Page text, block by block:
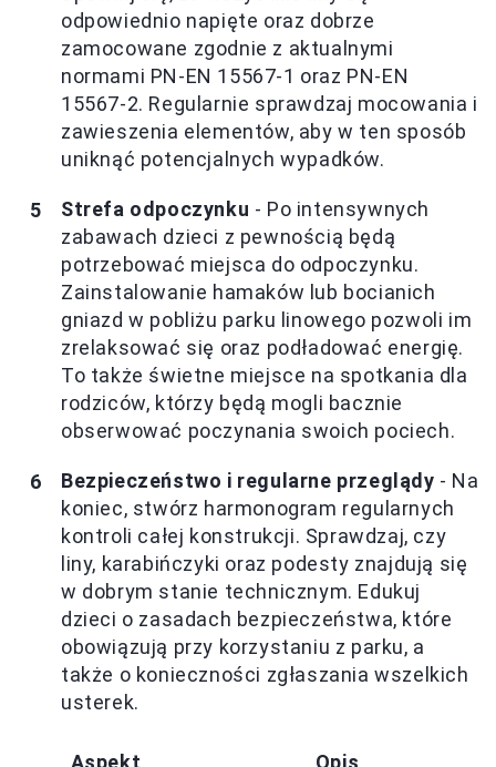
odpowiednio napięte oraz dobrze
zamocowane zgodnie z aktualnymi
normami PN-EN 15567-1 oraz PN-EN
15567-2. Regularnie sprawdzaj mocowania i
zawieszenia elementów, aby w ten sposób
uniknąć potencjalnych wypadków.
Strefa odpoczynku - Po intensywnych
zabawach dzieci z pewnością będą
potrzebować miejsca do odpoczynku.
Zainstalowanie hamaków lub bocianich
gniazd w pobliżu parku linowego pozwoli im
zrelaksować się oraz podładować energię.
To także świetne miejsce na spotkania dla
rodziców, którzy będą mogli bacznie
obserwować poczynania swoich pociech.
Bezpieczeństwo i regularne przeglądy - Na
koniec, stwórz harmonogram regularnych
kontroli całej konstrukcji. Sprawdzaj, czy
liny, karabińczyki oraz podesty znajdują się
w dobrym stanie technicznym. Edukuj
dzieci o zasadach bezpieczeństwa, które
obowiązują przy korzystaniu z parku, a
także o konieczności zgłaszania wszelkich
usterek.
Aspekt Opis